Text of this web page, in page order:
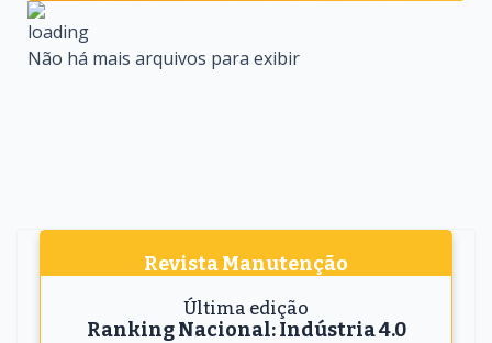
Não há mais arquivos para exibir
Revista Manutenção
Última edição
Ranking Nacional: Indústria 4.0